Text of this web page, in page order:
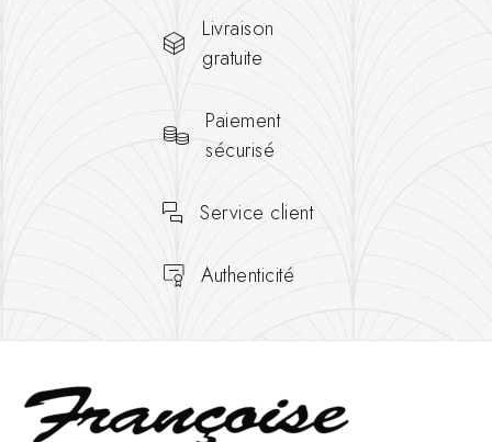
Livraison
gratuite
Paiement
sécurisé
Service client
Authenticité